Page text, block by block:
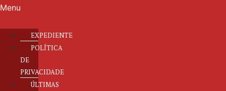
Menu
EXPEDIENTE
POLÍTICA
DE
PRIVACIDADE
ÚLTIMAS